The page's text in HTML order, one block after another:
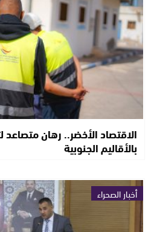
الاقتصاد الأخضر.. رهان متصاعد
بالأقاليم الجنوبية
أخبار الصحراء